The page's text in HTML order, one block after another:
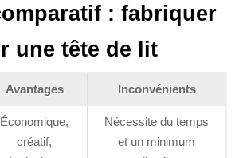
: fabriquer
une tête de lit
Avantages Inconvénients
Économique,
créatif,
Nécessite du temps
et un minimum